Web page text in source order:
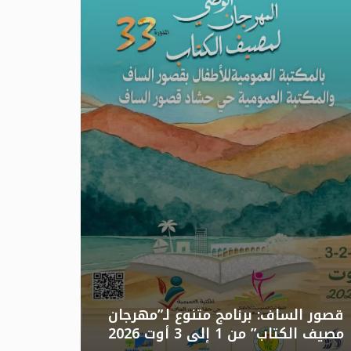
قصور الساف: برنامج متنوع لـ”مهرجان
مصيف الكتاب” من 1 إلى 3 أوت 2026